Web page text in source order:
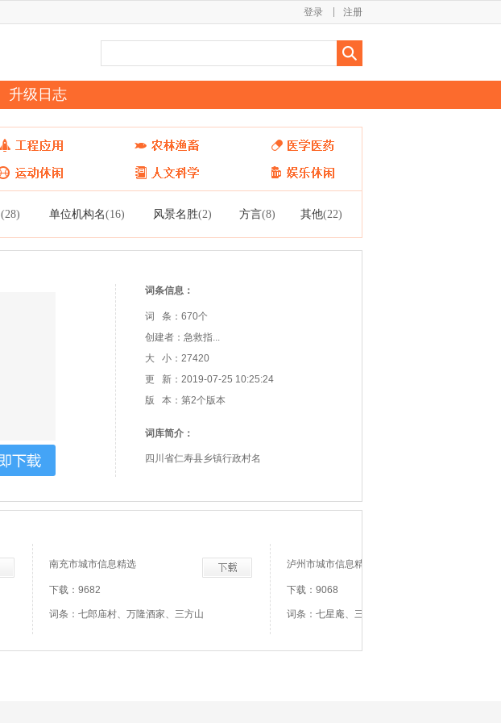
注册
登录
升级日志
(28) 单位机构名(16) 风景名胜(2) 方言(8) 其他(22)
词条信息：
词 条：670个
创建者：急救指...
大 小：27420
更 新：2019-07-25 10:25:24
版 本：第2个版本
词库简介：
四川省仁寿县乡镇行政村名
南充市城市信息精选
下载：9682
词条：七郎庙村、万隆酒家、三方山
泸州市城市信息精选
下载：9068
词条：七星庵、三弯子、上李湾、下后沟